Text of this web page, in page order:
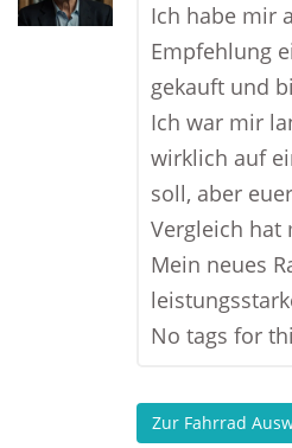
Ich habe mir
Empfehlung
gekauft und
Ich war mir
wirklich auf
soll, aber
Vergleich hat
Mein neues
No tags for
Zur Fahrrad